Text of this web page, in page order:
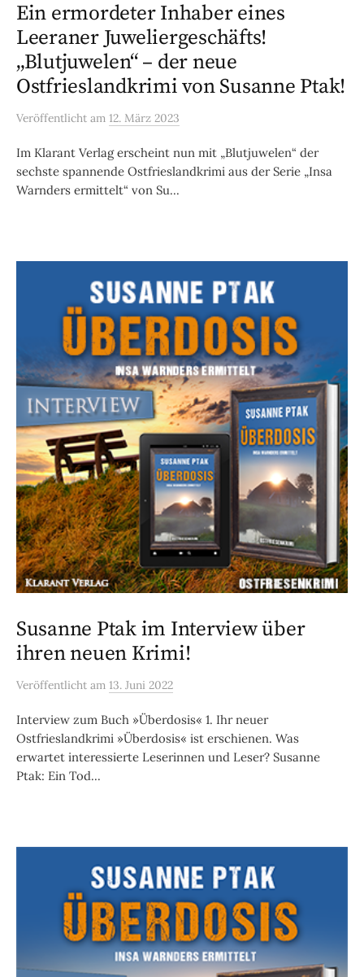
Ein ermordeter Inhaber eines
Leeraner Juweliergeschäfts!
„Blutjuwelen“ – der neue
Ostfrieslandkrimi von Susanne Ptak!
Veröffentlicht am 12. März 2023
Im Klarant Verlag erscheint nun mit „Blutjuwelen“ der
sechste spannende Ostfrieslandkrimi aus der Serie „Insa
Warnders ermittelt“ von Su...
Susanne Ptak im Interview über
ihren neuen Krimi!
Veröffentlicht am 13. Juni 2022
Interview zum Buch »Überdosis« 1. Ihr neuer
Ostfrieslandkrimi »Überdosis« ist erschienen. Was
erwartet interessierte Leserinnen und Leser? Susanne
Ptak: Ein Tod...